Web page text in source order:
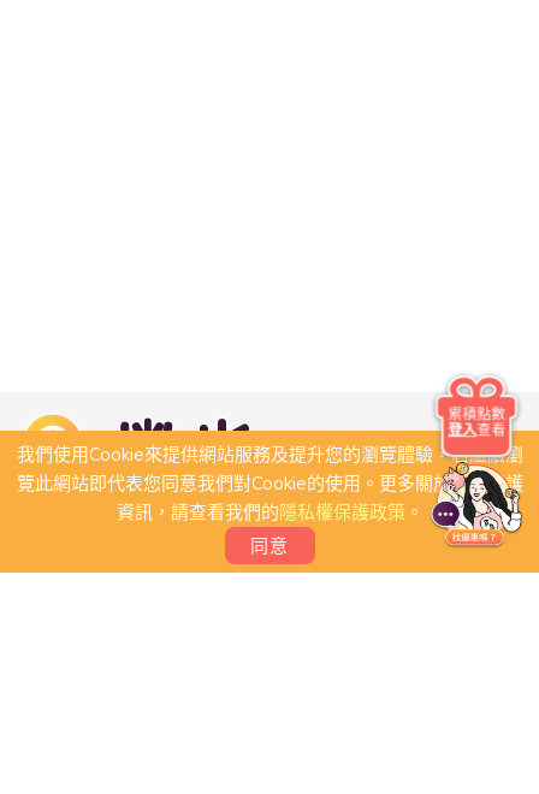
我們使用Cookie來提供網站服務及提升您的瀏覽體驗，若繼續瀏
覽此網站即代表您同意我們對Cookie的使用。更多關於隱私保護
資訊，請查看我們的隱私權保護政策。
同意
累積點數
登入查看